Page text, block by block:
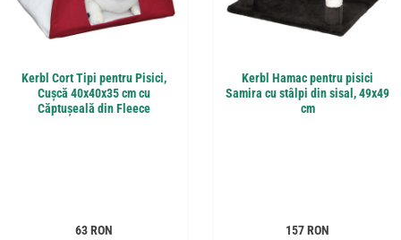
Kerbl Cort Tipi pentru Pisici,
Cușcă 40x40x35 cm cu
Căptușeală din Fleece
Preț obișnuit:
63 RON
Kerbl Hamac pentru pisici
Samira cu stâlpi din sisal, 49x49
cm
Preț obișnuit:
157 RON